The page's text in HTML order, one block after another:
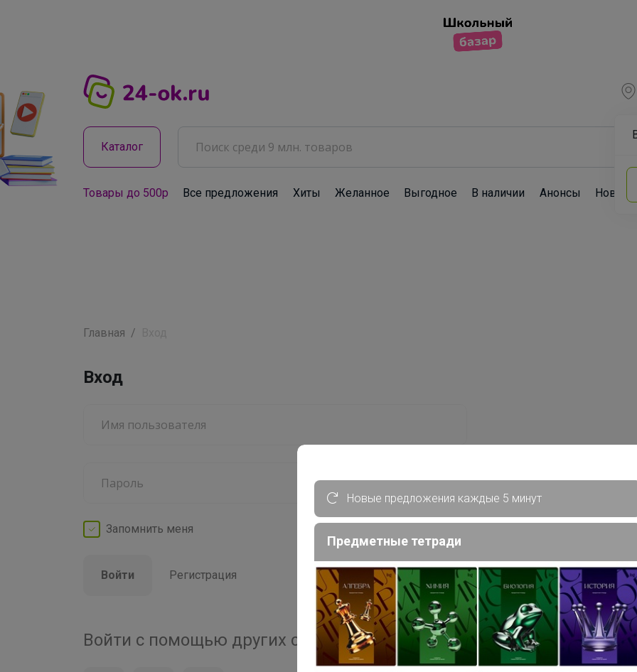
Каталог
Товары до 500р Все предложения Хиты Желанное Выгодное В наличии Анонсы Новости
Главная
Вход
Запомнить меня
Войти Регистрация
Войти с помощью других сервисов
4 000+
200+
организаторов
Новые предложения каждые 5 минут
Предметные тетради